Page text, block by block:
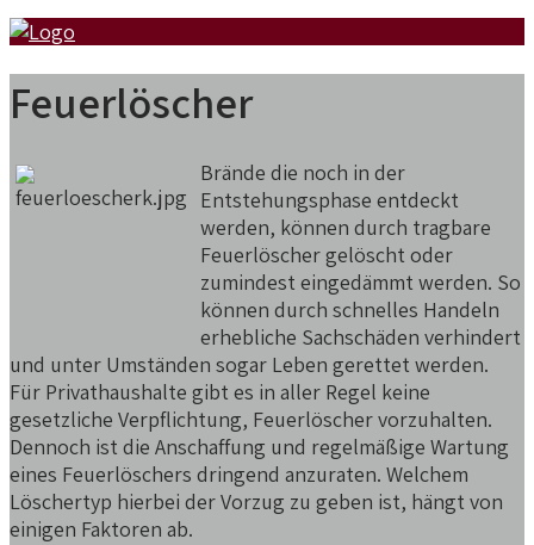
Feuerlöscher
Brände die noch in der
Entstehungsphase entdeckt
werden, können durch tragbare
Feuerlöscher gelöscht oder
zumindest eingedämmt werden. So
können durch schnelles Handeln
erhebliche Sachschäden verhindert
und unter Umständen sogar Leben gerettet werden.
Für Privathaushalte gibt es in aller Regel keine
gesetzliche Verpflichtung, Feuerlöscher vorzuhalten.
Dennoch ist die Anschaffung und regelmäßige Wartung
eines Feuerlöschers dringend anzuraten. Welchem
Löschertyp hierbei der Vorzug zu geben ist, hängt von
einigen Faktoren ab.